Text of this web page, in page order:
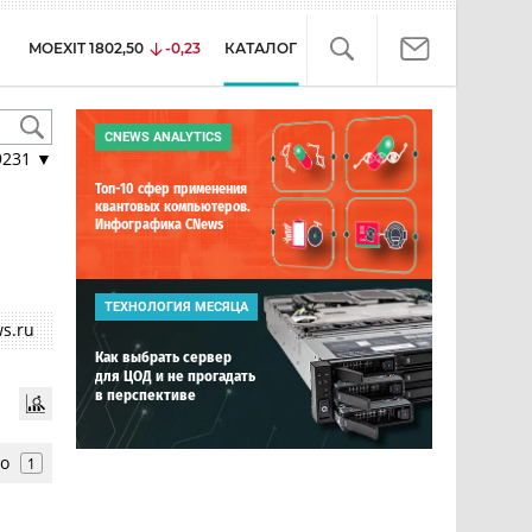
MOEXIT 1802,50 -0,23 КАТАЛОГ
▼
1
CNEWS ANALYTICS
Топ-10 сфер применения
квантовых компьютеров.
Инфографика CNews
ТЕХНОЛОГИЯ МЕСЯЦА
Как выбрать сервер
для ЦОД и не прогадать
в перспективе